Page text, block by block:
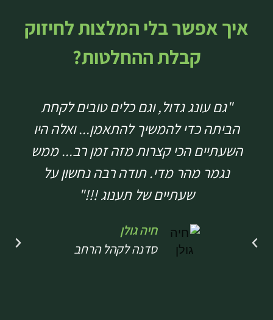
איך אפשר בלי המלצות לחיזוק
קבלת ההחלטות?
"גם עונג גדול, וגם כלים טובים לקחת
הביתה כדי להמשיך להתאמן... ואלה היו
השעתיים הכי קצרות מזה זמן רב... ממש
נגמר מהר מדי. תודה רבה נחשון על
שעתיים של תענוג !!!"
חיה גולן
סדנה לקהל הרחב